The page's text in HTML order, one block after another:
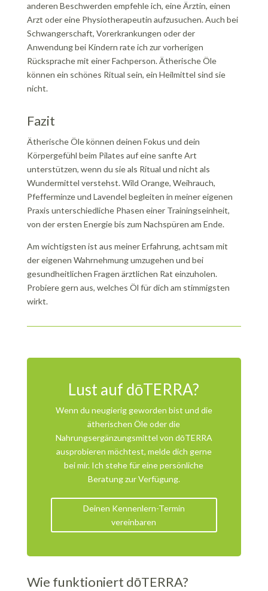
anderen Beschwerden empfehle ich, eine Ärztin, einen
Arzt oder eine Physiotherapeutin aufzusuchen. Auch bei
Schwangerschaft, Vorerkrankungen oder der
Anwendung bei Kindern rate ich zur vorherigen
Rücksprache mit einer Fachperson. Ätherische Öle
können ein schönes Ritual sein, ein Heilmittel sind sie
nicht.
Fazit
Ätherische Öle können deinen Fokus und dein
Körpergefühl beim Pilates auf eine sanfte Art
unterstützen, wenn du sie als Ritual und nicht als
Wundermittel verstehst. Wild Orange, Weihrauch,
Pfefferminze und Lavendel begleiten in meiner eigenen
Praxis unterschiedliche Phasen einer Trainingseinheit,
von der ersten Energie bis zum Nachspüren am Ende.
Am wichtigsten ist aus meiner Erfahrung, achtsam mit
der eigenen Wahrnehmung umzugehen und bei
gesundheitlichen Fragen ärztlichen Rat einzuholen.
Probiere gern aus, welches Öl für dich am stimmigsten
wirkt.
Lust auf dōTERRA?
Wenn du neugierig geworden bist und die
ätherischen Öle oder die
Nahrungsergänzungsmittel von dōTERRA
ausprobieren möchtest, melde dich gerne
bei mir. Ich stehe für eine persönliche
Beratung zur Verfügung.
Deinen Kennenlern-Termin
vereinbaren
Wie funktioniert dōTERRA?